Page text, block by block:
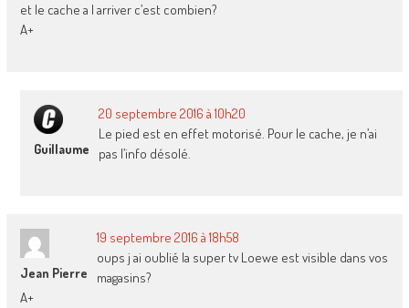
et le cache a l arriver c’est combien?
A+
Guillaume
20 septembre 2016 à 10h20
Le pied est en effet motorisé. Pour le cache, je n’ai
pas l’info désolé.
Jean Pierre
19 septembre 2016 à 18h58
oups j ai oublié la super tv Loewe est visible dans vos
magasins?
A+